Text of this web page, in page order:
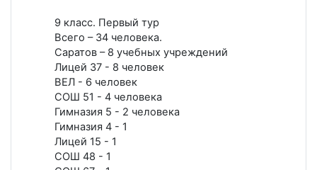
9 класс. Первый тур
Всего – 34 человека.
Саратов – 8 учебных учреждений
Лицей 37 - 8 человек
ВЕЛ - 6 человек
СОШ 51 - 4 человека
Гимназия 5 - 2 человека
Гимназия 4 - 1
Лицей 15 - 1
СОШ 48 - 1